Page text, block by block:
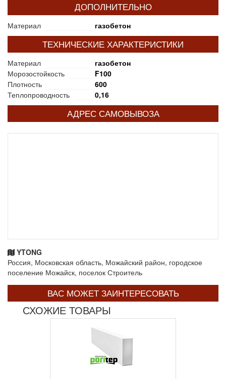
ДОПОЛНИТЕЛЬНО
Материал газобетон
ТЕХНИЧЕСКИЕ ХАРАКТЕРИСТИКИ
Материал
газобетон
Морозостойкость
F100
Плотность
600
Теплопроводность
0,16
АДРЕС САМОВЫВОЗА
YTONG
Россия, Московская область, Можайский район, городское
поселение Можайск, поселок Строитель
ВАС МОЖЕТ ЗАИНТЕРЕСОВАТЬ
СХОЖИЕ ТОВАРЫ